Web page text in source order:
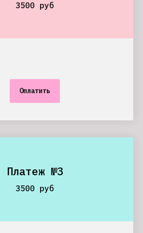
3500 руб
Оплатить
Платеж №3
3500 руб